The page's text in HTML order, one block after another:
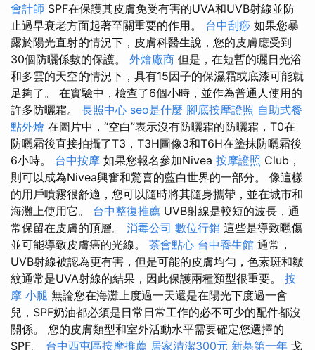
會計師 SPF在保護其皮膚免受有害的UVA和UVB射線並防
止過早衰老方面起著至關重要的作用。 台中刮痧 如果您暴
露於陽光直射的情況下，皮膚科醫生說，您的皮膚應受到
30個防曬係數的保護。 外燴廠商 但是，在短暫的曬日光浴
和多雲的天空的情況下，具有15因子的保濕霜或底漆可能就
足夠了。 在實驗中，檢查了6個小時，並作為普通人使用的
許多防曬霜。 長照中心 seo是什麼 腳底按摩證照 自助式餐
點外燴 在圖片中，“空白”表示沒有防曬霜的防曬霜，T0在
防曬霜後直接拍攝了T3，T3H圖像3和T6H在塗抹防曬霜後
6小時。 台中按摩 如果您報名參加Nivea 按摩證照 Club，
則可以成為Nivea興奮和驚喜的藍白世界的一部分。 像這樣
的用戶噴霧很舒適，您可以隨時將其隨身攜帶，並在城市和
海灘上使用它。 台中整復推薦 UVB射線是較短的波長，通
常保留在皮膚的頂層。 消毒公司 數位行銷 這些是導致曬傷
並可能導致皮膚癌的光線。 茶會點心 台中養生館 通常，
UVB射線被認為更有害，但是可能的皮膚均勻，色素斑和皺
紋通常是UVA射線的結果，因此保護兩種類型很重要。 按
摩 小腿 無論您在海灘上度過一天還是在陽光下度過一會
兒，SPF奶油都必須是日常日常工作的必不可少的配件都沒
關係。 您的皮膚類型和室外活動水平需要確定您選擇的
SPF。 台中西屯區按摩推薦 居家清潔300元 新墓第一年 戈